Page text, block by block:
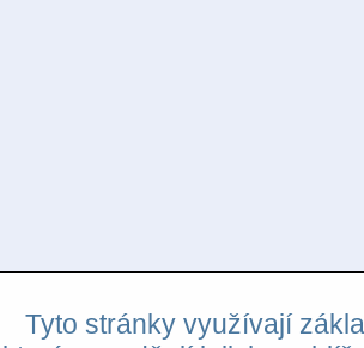
Tyto stránky využívají